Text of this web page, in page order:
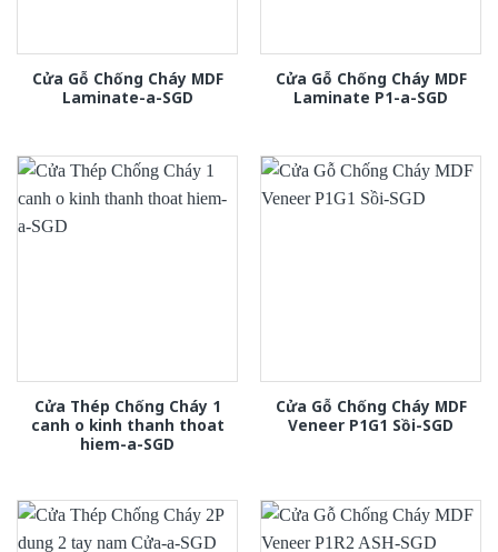
Cửa Gỗ Chống Cháy MDF
Laminate-a-SGD
Cửa Gỗ Chống Cháy MDF
Laminate P1-a-SGD
Cửa Thép Chống Cháy 1
canh o kinh thanh thoat
hiem-a-SGD
Cửa Gỗ Chống Cháy MDF
Veneer P1G1 Sồi-SGD